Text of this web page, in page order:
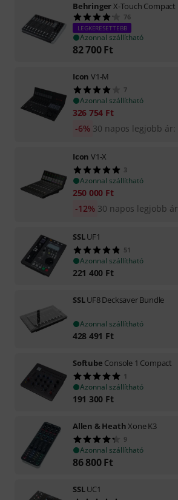
BehringerX-Touch Compact
76
LEGKERESETTEBB
Azonnal szállítható
82 700 Ft
Icon V1-M
7
Azonnal szállítható
326 754 Ft
30 napos legjobb ár:
-6%
Icon V1-X
3
Azonnal szállítható
250 000 Ft
30 napos legjobb ár
-12%
SSLUF1
51
Azonnal szállítható
221 400 Ft
SSLUF8 Decksaver Bundle
Azonnal szállítható
428 491 Ft
Softube Console 1 Compact
1
Azonnal szállítható
191 300 Ft
Allen & HeathXone K3
9
Azonnal szállítható
86 800 Ft
SSLUC1